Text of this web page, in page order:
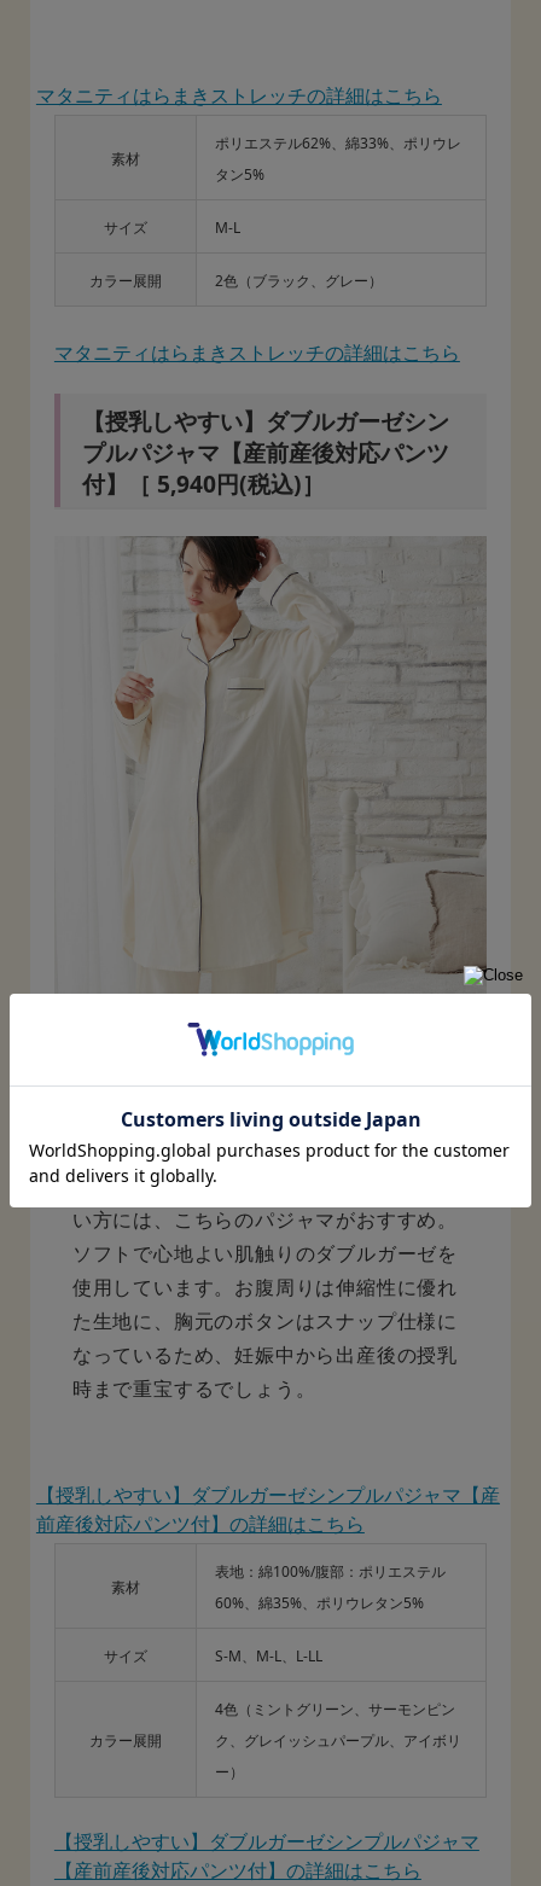
マタニティはらまきストレッチの詳細はこちら
素材
ポリエステル62%、綿33%、ポリウレ
タン5%
サイズ M-L
カラー展開 2色（ブラック、グレー）
マタニティはらまきストレッチの詳細はこちら
【授乳しやすい】ダブルガーゼシン
プルパジャマ【産前産後対応パンツ
付】［ 5,940円(税込)］
長く使えるマタニティプレゼントを贈りた
い方には、こちらのパジャマがおすすめ。
ソフトで心地よい肌触りのダブルガーゼを
使用しています。お腹周りは伸縮性に優れ
た生地に、胸元のボタンはスナップ仕様に
なっているため、妊娠中から出産後の授乳
時まで重宝するでしょう。
【授乳しやすい】ダブルガーゼシンプルパジャマ【産
前産後対応パンツ付】の詳細はこちら
素材
表地：綿100%/腹部：ポリエステル
60%、綿35%、ポリウレタン5%
サイズ S-M、M-L、L-LL
カラー展開
4色（ミントグリーン、サーモンピン
ク、グレイッシュパープル、アイボリ
ー）
【授乳しやすい】ダブルガーゼシンプルパジャマ
【産前産後対応パンツ付】の詳細はこちら